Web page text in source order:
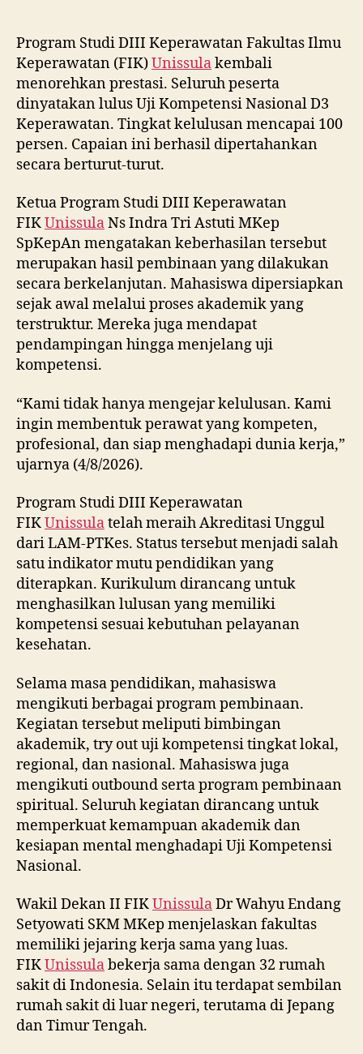
Program Studi DIII Keperawatan Fakultas Ilmu
Keperawatan (FIK)Unissulakembali
menorehkan prestasi. Seluruh peserta
dinyatakan lulus Uji Kompetensi Nasional D3
Keperawatan. Tingkat kelulusan mencapai 100
persen. Capaian ini berhasil dipertahankan
secara berturut-turut.
Ketua Program Studi DIII Keperawatan
FIKUnissulaNs Indra Tri Astuti MKep
SpKepAn mengatakan keberhasilan tersebut
merupakan hasil pembinaan yang dilakukan
secara berkelanjutan. Mahasiswa dipersiapkan
sejak awal melalui proses akademik yang
terstruktur. Mereka juga mendapat
pendampingan hingga menjelang uji
kompetensi.
“Kami tidak hanya mengejar kelulusan. Kami
ingin membentuk perawat yang kompeten,
profesional, dan siap menghadapi dunia kerja,”
ujarnya (4/8/2026).
Program Studi DIII Keperawatan
FIKUnissulatelah meraih Akreditasi Unggul
dari LAM-PTKes. Status tersebut menjadi salah
satu indikator mutu pendidikan yang
diterapkan. Kurikulum dirancang untuk
menghasilkan lulusan yang memiliki
kompetensi sesuai kebutuhan pelayanan
kesehatan.
Selama masa pendidikan, mahasiswa
mengikuti berbagai program pembinaan.
Kegiatan tersebut meliputi bimbingan
akademik, try out uji kompetensi tingkat lokal,
regional, dan nasional. Mahasiswa juga
mengikuti outbound serta program pembinaan
spiritual. Seluruh kegiatan dirancang untuk
memperkuat kemampuan akademik dan
kesiapan mental menghadapi Uji Kompetensi
Nasional.
Wakil Dekan II FIKUnissulaDr Wahyu Endang
Setyowati SKM MKep menjelaskan fakultas
memiliki jejaring kerja sama yang luas.
FIKUnissulabekerja sama dengan 32 rumah
sakit di Indonesia. Selain itu terdapat sembilan
rumah sakit di luar negeri, terutama di Jepang
dan Timur Tengah.